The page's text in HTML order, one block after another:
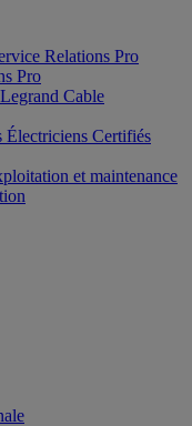
Relations Pro
Pro
Cable
Électriciens Certifiés
et maintenance